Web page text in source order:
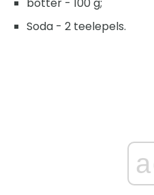
botter - 100 g;
Soda - 2 teelepels.